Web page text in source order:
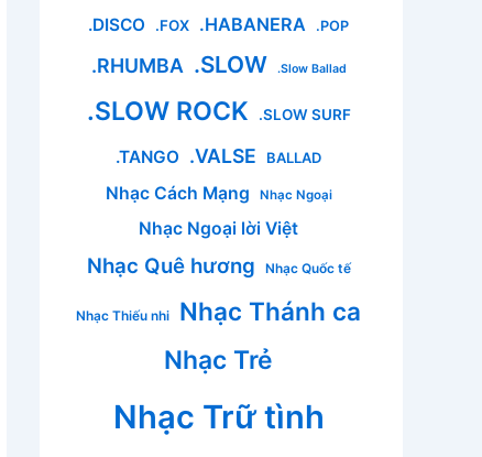
.DISCO .FOX .HABANERA .POP
.RHUMBA .SLOW .Slow Ballad
.SLOW ROCK .SLOW SURF
.TANGO .VALSE BALLAD
Nhạc Cách Mạng Nhạc Ngoại
Nhạc Ngoại lời Việt
Nhạc Quê hương Nhạc Quốc tế
Nhạc Thiếu nhi Nhạc Thánh ca
Nhạc Trẻ
Nhạc Trữ tình